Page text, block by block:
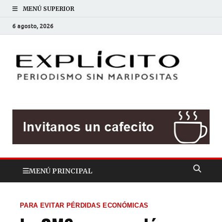
MENÚ SUPERIOR
6 agosto, 2026
MENÚ PRINCIPAL
PARA EVITAR PÉRDIDAS ECONÓMICAS